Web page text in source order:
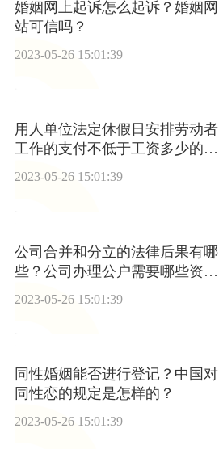
婚姻网上起诉怎么起诉？婚姻网
站可信吗？
2023-05-26 15:01:39
用人单位法定休假日安排劳动者
工作的支付不低于工资多少的工
资报酬？
2023-05-26 15:01:39
公司合并和分立的法律后果有哪
些？公司办理公户需要哪些资
2023-05-26 15:01:39
同性婚姻能否进行登记？中国对
同性恋的规定是怎样的？
2023-05-26 15:01:39